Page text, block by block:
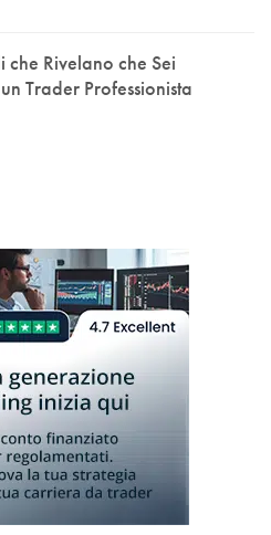
che Rivelano che Sei
Trader Professionista